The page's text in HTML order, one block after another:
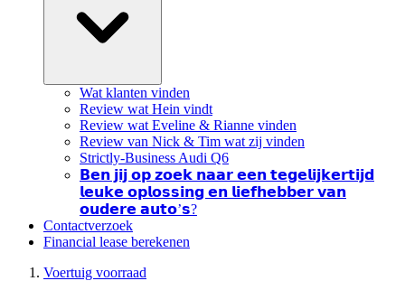
Wat klanten vinden
Review wat Hein vindt
Review wat Eveline & Rianne vinden
Review van Nick & Tim wat zij vinden
Strictly-Business Audi Q6
𝗕𝗲𝗻 𝗷𝗶𝗷 𝗼𝗽 𝘇𝗼𝗲𝗸 𝗻𝗮𝗮𝗿 𝗲𝗲𝗻 𝘁𝗲𝗴𝗲𝗹𝗶𝗷𝗸𝗲𝗿𝘁𝗶𝗷𝗱
𝗹𝗲𝘂𝗸𝗲 𝗼𝗽𝗹𝗼𝘀𝘀𝗶𝗻𝗴 𝗲𝗻 𝗹𝗶𝗲𝗳𝗵𝗲𝗯𝗯𝗲𝗿 𝘃𝗮𝗻
𝗼𝘂𝗱𝗲𝗿𝗲 𝗮𝘂𝘁𝗼’𝘀?
Contactverzoek
Financial lease berekenen
Voertuig voorraad